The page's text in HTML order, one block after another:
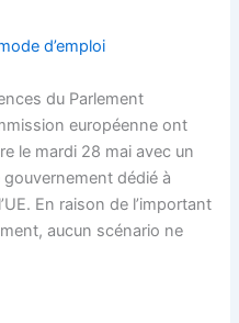
d’emploi
du Parlement
européenne ont
le mardi 28 mai avec un
dédié à
En raison de l’important
aucun scénario ne